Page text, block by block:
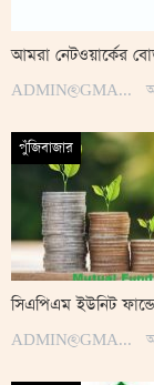
আমরা নেটওয়ার্কের
ADMIN@GMAIL.COM
পুঁজিবাজার
সিএপিএম ইউনিট
ADMIN@GMAIL.COM